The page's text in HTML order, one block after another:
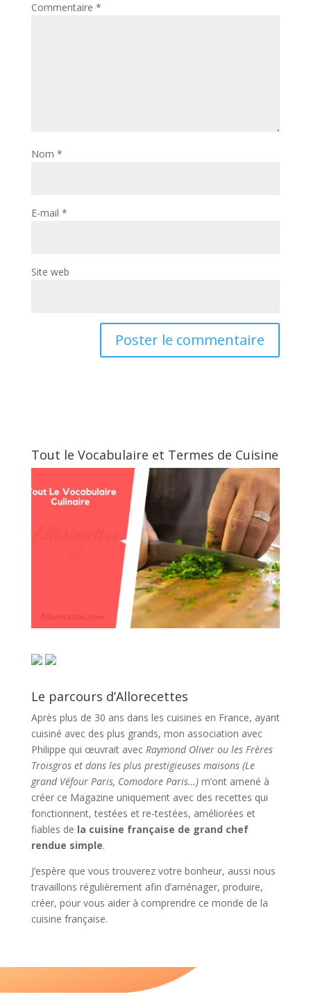
Commentaire *
Nom *
E-mail *
Site web
Tout le Vocabulaire et Termes de Cuisine
Le parcours d’Allorecettes
Après plus de 30 ans dans les cuisines en France, ayant
cuisiné avec des plus grands, mon association avec
Philippe qui œuvrait avec Raymond Oliver ou les Frères
Troisgros et dans les plus prestigieuses maisons (Le
grand Véfour Paris, Comodore Paris…)m’ont amené à
créer ce Magazine uniquement avec des recettes qui
fonctionnent, testées et re-testées, améliorées et
fiables de la cuisine française de grand chef
rendue simple.
J’espère que vous trouverez votre bonheur, aussi nous
travaillons régulièrement afin d’aménager, produire,
créer, pour vous aider à comprendre ce monde de la
cuisine française.